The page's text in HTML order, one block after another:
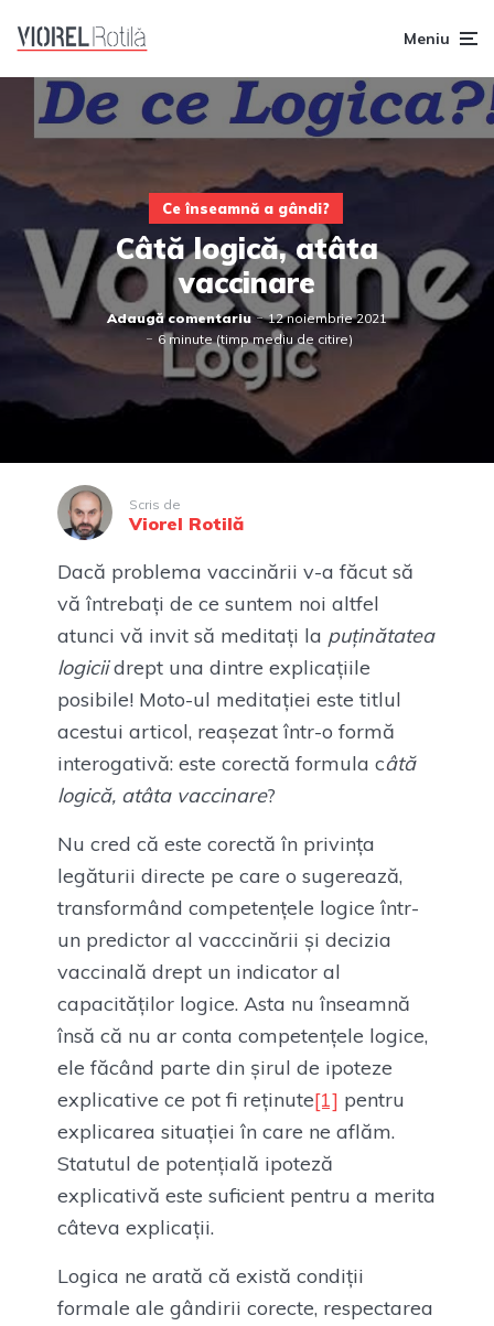
Meniu
Ce înseamnă a gândi?
Câtă logică, atâta
vaccinare
Adaugă comentariu
12 noiembrie 2021
6 minute (timp mediu de citire)
Scris de
Viorel Rotilă
Dacă problema vaccinării v-a făcut să
vă întrebați de ce suntem noi altfel
atunci vă invit să meditați la puținătatea
logiciidrept una dintre explicațiile
posibile! Moto-ul meditației este titlul
acestui articol, reașezat într-o formă
interogativă: este corectă formula câtă
logică, atâta vaccinare?
Nu cred că este corectă în privința
legăturii directe pe care o sugerează,
transformând competențele logice într-
un predictor al vacccinării și decizia
vaccinală drept un indicator al
capacităților logice. Asta nu înseamnă
însă că nu ar conta competențele logice,
ele făcând parte din șirul de ipoteze
explicative ce pot fi reținute[1] pentru
explicarea situației în care ne aflăm.
Statutul de potențială ipoteză
explicativă este suficient pentru a merita
câteva explicații.
Logica ne arată că există condiții
formale ale gândirii corecte, respectarea